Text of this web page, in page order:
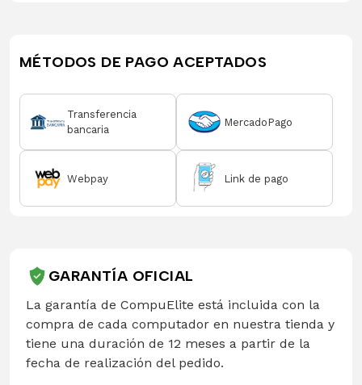
MÉTODOS DE PAGO ACEPTADOS
Transferencia
bancaria
MercadoPago
Webpay Link de pago
GARANTÍA OFICIAL
La garantía de CompuElite está incluida con la
compra de cada computador en nuestra tienda y
tiene una duración de 12 meses a partir de la
fecha de realización del pedido.